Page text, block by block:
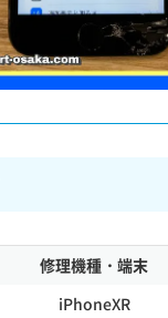
修理機種・端末
iPhoneXR